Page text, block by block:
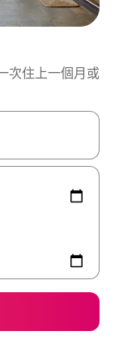
次住上一個月或
或輕點、滑動裝置。